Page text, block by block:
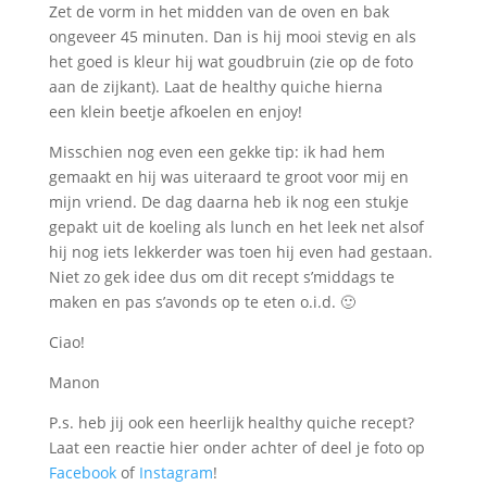
Zet de vorm in het midden van de oven en bak
ongeveer 45 minuten. Dan is hij mooi stevig en als
het goed is kleur hij wat goudbruin (zie op de foto
aan de zijkant). Laat de healthy quiche hierna
een klein beetje afkoelen en enjoy!
Misschien nog even een gekke tip: ik had hem
gemaakt en hij was uiteraard te groot voor mij en
mijn vriend. De dag daarna heb ik nog een stukje
gepakt uit de koeling als lunch en het leek net alsof
hij nog iets lekkerder was toen hij even had gestaan.
Niet zo gek idee dus om dit recept s’middags te
maken en pas s’avonds op te eten o.i.d. 🙂
Ciao!
Manon
P.s. heb jij ook een heerlijk healthy quiche recept?
Laat een reactie hier onder achter of deel je foto op
Facebookof Instagram!